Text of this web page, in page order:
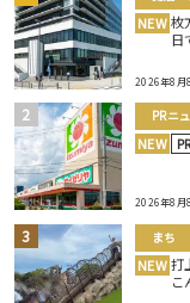
NEW 枚
日
2026年8月
PRニ
NEW
2026年8月
まち
NEW 打
こ